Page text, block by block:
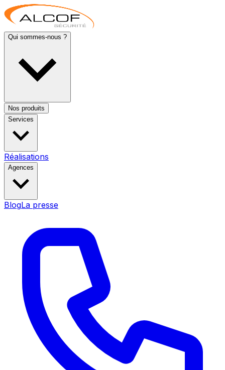
Qui sommes-nous ?
Nos produits
Services
Réalisations
Agences
BlogLa presse